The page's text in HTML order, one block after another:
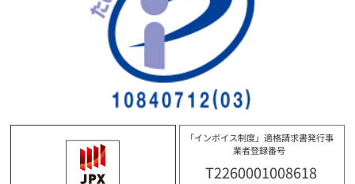
「インボイス制度」適格請求書発行事
業者登録番号
T2260001008618